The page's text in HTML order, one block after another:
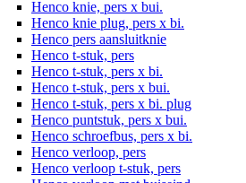
Henco knie, pers x bui.
Henco knie plug, pers x bi.
Henco pers aansluitknie
Henco t-stuk, pers
Henco t-stuk, pers x bi.
Henco t-stuk, pers x bui.
Henco t-stuk, pers x bi. plug
Henco puntstuk, pers x bui.
Henco schroefbus, pers x bi.
Henco verloop, pers
Henco verloop t-stuk, pers